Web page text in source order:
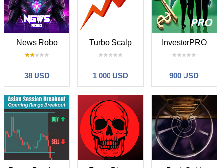
News Robo
38 USD
Turbo Scalp
1 000 USD
InvestorPRO
900 USD